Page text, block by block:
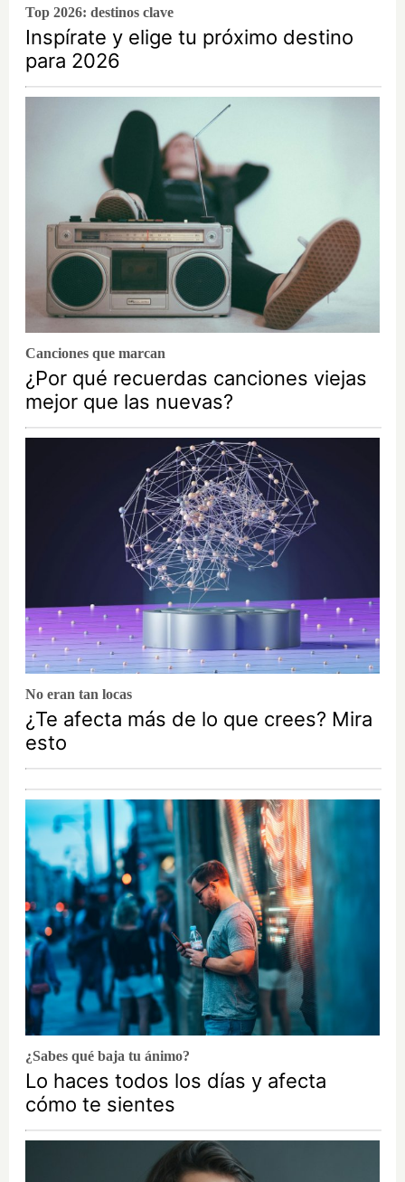
Top 2026: destinos clave
Inspírate y elige tu próximo destino
para 2026
Canciones que marcan
¿Por qué recuerdas canciones viejas
mejor que las nuevas?
No eran tan locas
¿Te afecta más de lo que crees? Mira
esto
¿Sabes qué baja tu ánimo?
Lo haces todos los días y afecta
cómo te sientes